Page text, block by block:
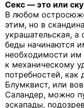
Секс — это или
В любом
этим, но в
украшательская,
беды начинаются
необходимости им
к механическому
потребностей, как
Блумквист, или
Саландер, можно
эскапады,